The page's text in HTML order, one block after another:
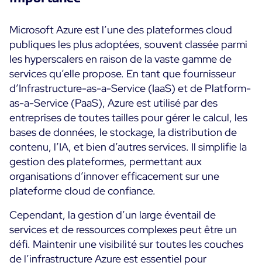
Observabilité
Performance Web
Supervision des Conteneurs
Supervision du Cloud
Supervision réseau
Tous
Témoignages Clients
MSP
Logistique & Commerce
Santé
Education
Public
Toutes
Technologies
AWS
Cisco Meraki
Google Cloud Platform
Kubernetes
Microsoft 365
Microsoft Azure
All
POURQUOI CENTREON
Notre vision
Bénéfices
Démo Produit
Essai gratuit Centreon Infra Monitoring
Partenaires
Microsoft Azure est l’une des plateformes cloud
publiques les plus adoptées, souvent classée parmi
les hyperscalers en raison de la vaste gamme de
services qu’elle propose. En tant que fournisseur
d’Infrastructure-as-a-Service (IaaS) et de Platform-
as-a-Service (PaaS), Azure est utilisé par des
entreprises de toutes tailles pour gérer le calcul, les
bases de données, le stockage, la distribution de
contenu, l’IA, et bien d’autres services. Il simplifie la
gestion des plateformes, permettant aux
organisations d’innover efficacement sur une
plateforme cloud de confiance.
Cependant, la gestion d’un large éventail de
services et de ressources complexes peut être un
défi. Maintenir une visibilité sur toutes les couches
de l’infrastructure Azure est essentiel pour